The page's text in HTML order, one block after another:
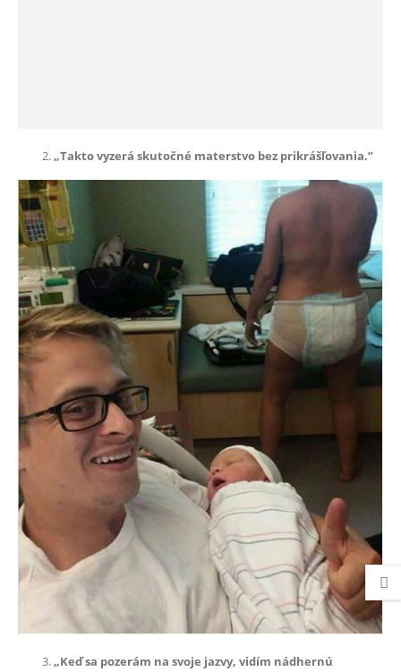
„Takto vyzerá skutočné materstvo bez prikrášľovania.”
„Keď sa pozerám na svoje jazvy, vidím nádhernú